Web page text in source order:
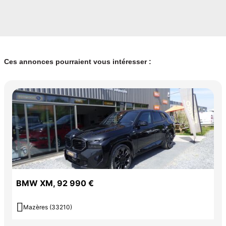
Ces annonces pourraient vous intéresser :
BMW XM, 92 990 €
 Mazères (33210)